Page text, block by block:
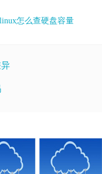
怎么查硬盘容量